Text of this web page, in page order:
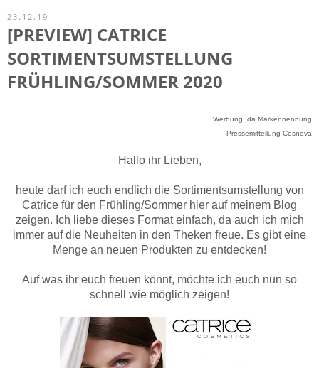
23.12.19
[PREVIEW] CATRICE
SORTIMENTSUMSTELLUNG
FRÜHLING/SOMMER 2020
Werbung, da Markennennung
Pressemitteilung Cosnova
Hallo ihr Lieben,
heute darf ich euch endlich die Sortimentsumstellung von
Catrice für den Frühling/Sommer hier auf meinem Blog
zeigen. Ich liebe dieses Format einfach, da auch ich mich
immer auf die Neuheiten in den Theken freue. Es gibt eine
Menge an neuen Produkten zu entdecken!
Auf was ihr euch freuen könnt, möchte ich euch nun so
schnell wie möglich zeigen!